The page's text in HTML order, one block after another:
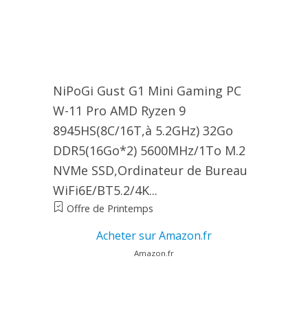
NiPoGi Gust G1 Mini Gaming PC
W-11 Pro ΑΜD Ryzen 9
8945HS(8C/16T,à 5.2GHz) 32Go
DDR5(16Go*2) 5600MHz/1To M.2
NVMe SSD,Ordinateur de Bureau
WiFi6E/BT5.2/4K...
Offre de Printemps
Acheter sur Amazon.fr
Amazon.fr